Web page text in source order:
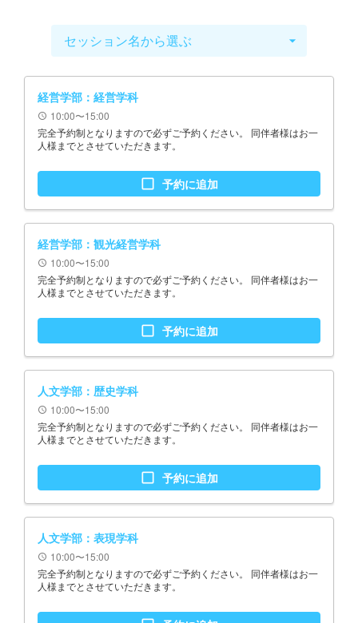
セッション名から選ぶ arrow_drop_down
経営学部：経営学科
schedule 10:00〜15:00
完全予約制となりますので必ずご予約ください。 同伴者様はお一
人様までとさせていただきます。
check_box_outline_blank 予約に追加
経営学部：観光経営学科
schedule 10:00〜15:00
完全予約制となりますので必ずご予約ください。 同伴者様はお一
人様までとさせていただきます。
check_box_outline_blank 予約に追加
人文学部：歴史学科
schedule 10:00〜15:00
完全予約制となりますので必ずご予約ください。 同伴者様はお一
人様までとさせていただきます。
check_box_outline_blank 予約に追加
人文学部：表現学科
schedule 10:00〜15:00
完全予約制となりますので必ずご予約ください。 同伴者様はお一
人様までとさせていただきます。